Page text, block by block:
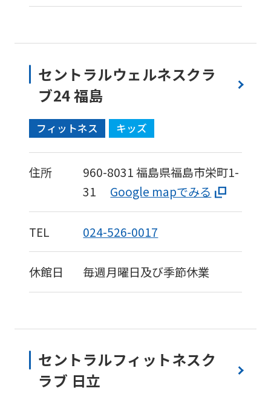
セントラルウェルネスクラ
ブ24 福島
フィットネス キッズ
住所 960-8031福島県福島市栄町1-
31
Google mapでみる
TEL 024-526-0017
休館日 毎週月曜日及び季節休業
セントラルフィットネスク
ラブ 日立
link
(start
automatic
translation)
return
the
top
page.
if
use
service,